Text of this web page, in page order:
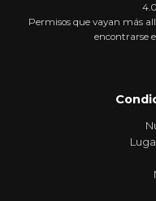
Permisos que vayan más
encontrarse